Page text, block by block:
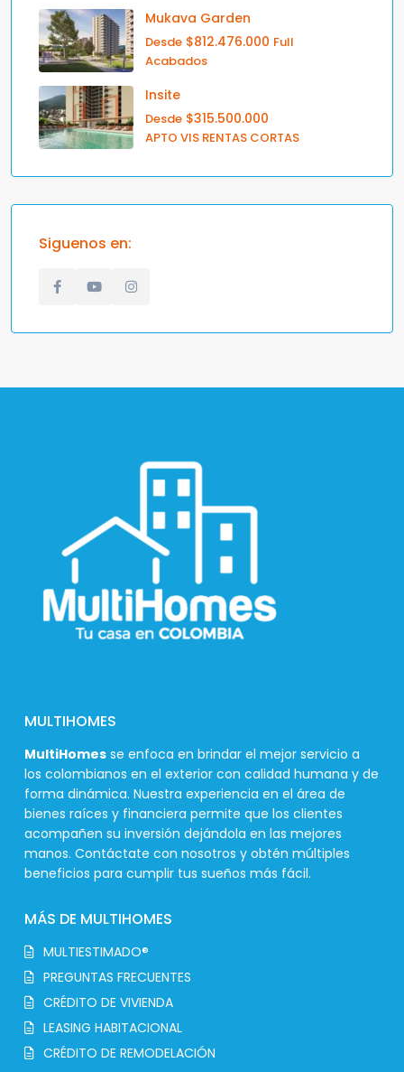
Mukava Garden
Desde $812.476.000 Full
Acabados
Insite
Desde $315.500.000
APTO VIS RENTAS CORTAS
Siguenos en:
MULTIHOMES
MultiHomes se enfoca en brindar el mejor servicio a
los colombianos en el exterior con calidad humana y de
forma dinámica. Nuestra experiencia en el área de
bienes raíces y financiera permite que los clientes
acompañen su inversión dejándola en las mejores
manos. Contáctate con nosotros y obtén múltiples
beneficios para cumplir tus sueños más fácil.
MÁS DE MULTIHOMES
MULTIESTIMADO®
PREGUNTAS FRECUENTES
CRÉDITO DE VIVIENDA
LEASING HABITACIONAL
CRÉDITO DE REMODELACIÓN